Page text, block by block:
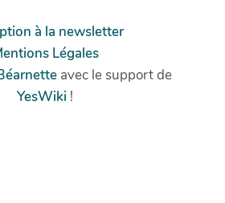
à la newsletter
Légales
avec le support de
YesWiki !